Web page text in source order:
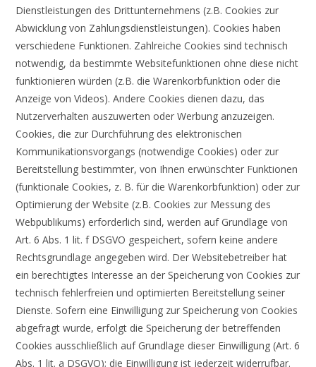
Dienstleistungen des Drittunternehmens (z.B. Cookies zur
Abwicklung von Zahlungsdienstleistungen). Cookies haben
verschiedene Funktionen. Zahlreiche Cookies sind technisch
notwendig, da bestimmte Websitefunktionen ohne diese nicht
funktionieren würden (z.B. die Warenkorbfunktion oder die
Anzeige von Videos). Andere Cookies dienen dazu, das
Nutzerverhalten auszuwerten oder Werbung anzuzeigen.
Cookies, die zur Durchführung des elektronischen
Kommunikationsvorgangs (notwendige Cookies) oder zur
Bereitstellung bestimmter, von Ihnen erwünschter Funktionen
(funktionale Cookies, z. B. für die Warenkorbfunktion) oder zur
Optimierung der Website (z.B. Cookies zur Messung des
Webpublikums) erforderlich sind, werden auf Grundlage von
Art. 6 Abs. 1 lit. f DSGVO gespeichert, sofern keine andere
Rechtsgrundlage angegeben wird. Der Websitebetreiber hat
ein berechtigtes Interesse an der Speicherung von Cookies zur
technisch fehlerfreien und optimierten Bereitstellung seiner
Dienste. Sofern eine Einwilligung zur Speicherung von Cookies
abgefragt wurde, erfolgt die Speicherung der betreffenden
Cookies ausschließlich auf Grundlage dieser Einwilligung (Art. 6
Abs. 1 lit. a DSGVO); die Einwilligung ist jederzeit widerrufbar.